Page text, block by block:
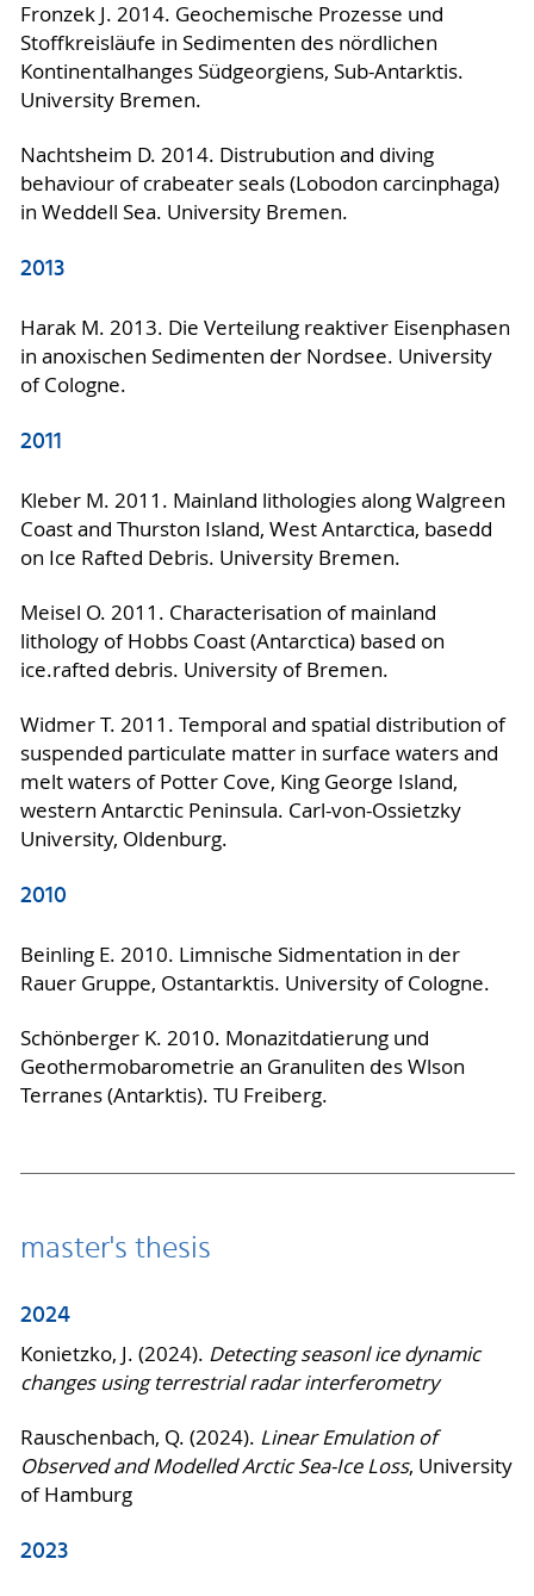
Fronzek J. 2014. Geochemische Prozesse und
Stoffkreisläufe in Sedimenten des nördlichen
Kontinentalhanges Südgeorgiens, Sub-Antarktis.
University Bremen.
Nachtsheim D. 2014. Distrubution and diving
behaviour of crabeater seals (Lobodon carcinphaga)
in Weddell Sea. University Bremen.
2013
Harak M. 2013. Die Verteilung reaktiver Eisenphasen
in anoxischen Sedimenten der Nordsee. University
of Cologne.
2011
Kleber M. 2011. Mainland lithologies along Walgreen
Coast and Thurston Island, West Antarctica, basedd
on Ice Rafted Debris. University Bremen.
Meisel O. 2011. Characterisation of mainland
lithology of Hobbs Coast (Antarctica) based on
ice.rafted debris. University of Bremen.
Widmer T. 2011. Temporal and spatial distribution of
suspended particulate matter in surface waters and
melt waters of Potter Cove, King George Island,
western Antarctic Peninsula. Carl-von-Ossietzky
University, Oldenburg.
2010
Beinling E. 2010. Limnische Sidmentation in der
Rauer Gruppe, Ostantarktis. University of Cologne.
Schönberger K. 2010. Monazitdatierung und
Geothermobarometrie an Granuliten des Wlson
Terranes (Antarktis). TU Freiberg.
master's thesis
2024
Konietzko, J. (2024). Detecting seasonl ice dynamic
changes using terrestrial radar interferometry
Rauschenbach, Q. (2024). Linear Emulation of
Observed and Modelled Arctic Sea-Ice Loss, University
of Hamburg
2023